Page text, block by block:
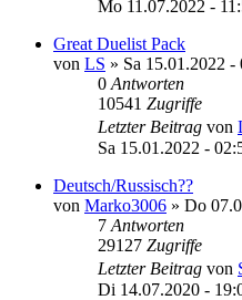
Mo 11.07.2022 -
Great Duelist Pack
von LS » Sa 15.01.2022 -
0 Antworten
10541 Zugriffe
Letzter Beitrag von
Sa 15.01.2022 -
Deutsch/Russisch??
von Marko3006 » Do
7 Antworten
29127 Zugriffe
Letzter Beitrag von
Di 14.07.2020 -